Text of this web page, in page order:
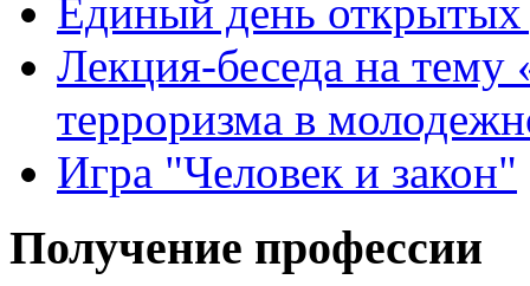
Единый день открытых
Лекция-беседа на тему
терроризма в
Игра "Человек и закон"
Получение профессии